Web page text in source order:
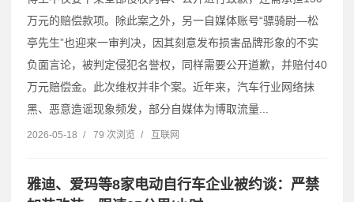
万元的赔偿款项。除此案之外，另一自媒体账号“骠骑尉—松
亭先生”也迎来一审判决，因其刻意发布损害品牌形象的不实
负面言论，被判定侵犯名誉权，同样需要公开道歉，并赔付40
万元赔偿金。此次维权并非个案。近年来，汽车行业网络抹
黑、恶意造谣现象频发，部分自媒体为博取流量...
2026-05-18 / 79 次浏览 / 互联网
雅迪、爱玛等8家电动自行车企业被约谈：严禁